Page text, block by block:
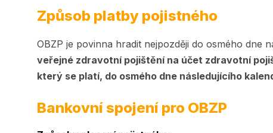
Způsob platby pojistného
OBZP je povinna hradit nejpozději do osmého dne
veřejné zdravotní pojištění na účet zdravotní
který se platí, do osmého dne následujícího
Bankovní spojení pro OBZP